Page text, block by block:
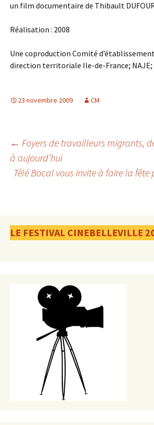
un film documentaire de Thibault
Réalisation : 2008
Une coproduction Comité
direction territoriale Ile-de-France; NAJE;
23 novembre 2009 CM
Navigation
des
← Foyers de travailleurs migrants,
à aujourd’hui
Télé Bocal vous invite à faire la
LE FESTIVAL CINEBELLEVILLE